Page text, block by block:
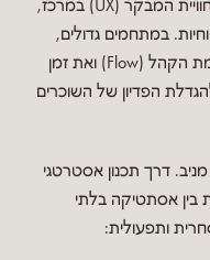
אני מתכננת מתחמי מסחר ששמים את חוויית המבקר (UX) במרכז,
במתחמים גדולים,
התכנון המרחבי הוא זה שמכתיב את זרימת הקהל (Flow) ואת זמן
הפדיון של השוכרים
דרך תכנון אסטרטגי
בין אסתטיקה בלתי
ותפעולית: